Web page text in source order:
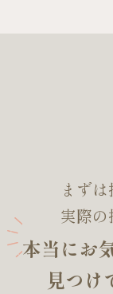
まず
実際の
本当にお
見つけ